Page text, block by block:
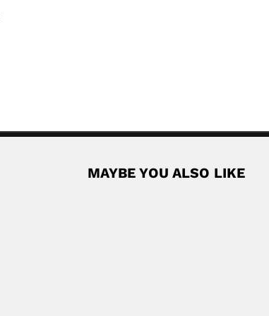
MAYBE YOU ALSO LIKE